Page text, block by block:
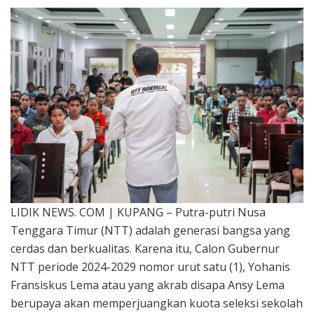
LIDIK NEWS. COM | KUPANG – Putra-putri Nusa
Tenggara Timur (NTT) adalah generasi bangsa yang
cerdas dan berkualitas. Karena itu, Calon Gubernur
NTT periode 2024-2029 nomor urut satu (1), Yohanis
Fransiskus Lema atau yang akrab disapa Ansy Lema
berupaya akan memperjuangkan kuota seleksi sekolah